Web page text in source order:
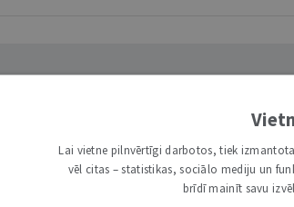
Lai vietne pilnvērtīgi darbotos, tiek
vēl citas – statistikas, sociālo mediju un
brīdī mainīt savu